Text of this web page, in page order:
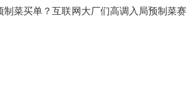
菜买单？互联网大厂们高调入局预制菜赛